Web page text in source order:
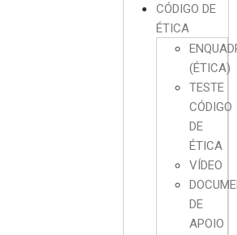
CÓDIGO DE
ÉTICA
(ÉTICA)
TESTE
CÓDIGO
DE
ÉTICA
VÍDEO
DE
APOIO